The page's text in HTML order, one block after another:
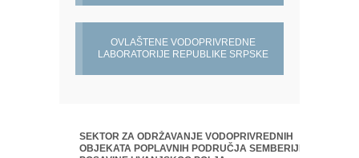
OVLAŠTENE VODOPRIVREDNE
LABORATORIJE REPUBLIKE SRPSKE
SEKTOR ZA ODRŽAVANJE VODOPRIVREDNIH
OBJEKATA POPLAVNIH PODRUČJA SEMBERIJE,